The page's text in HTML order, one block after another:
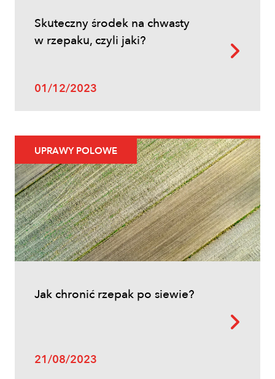
Skuteczny środek na chwasty
w rzepaku, czyli jaki?
01/12/2023
UPRAWY POLOWE
Jak chronić rzepak po siewie?
21/08/2023